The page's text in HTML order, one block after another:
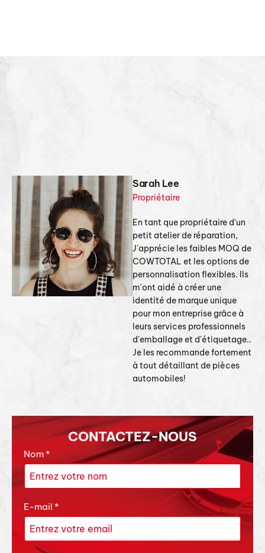
Sarah Lee
Propriétaire
En tant que propriétaire d'un
petit atelier de réparation,
J'apprécie les faibles MOQ de
COWTOTAL et les options de
personnalisation flexibles. Ils
m'ont aidé à créer une
identité de marque unique
pour mon entreprise grâce à
leurs services professionnels
d'emballage et d'étiquetage..
Je les recommande fortement
à tout détaillant de pièces
automobiles!
CONTACTEZ-NOUS
Nom*
E-mail *